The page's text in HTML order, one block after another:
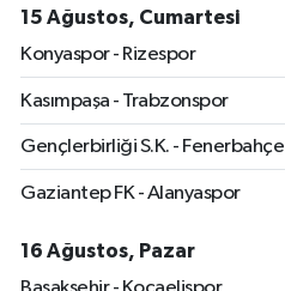
15 Ağustos, Cumartesi
Konyaspor - Rizespor
Kasımpaşa - Trabzonspor
Gençlerbirliği S.K. - Fenerbahçe
Gaziantep FK - Alanyaspor
16 Ağustos, Pazar